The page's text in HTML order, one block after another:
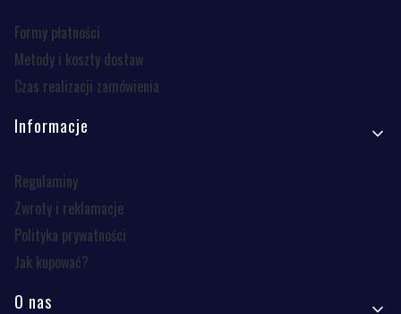
Formy płatności
Metody i koszty dostaw
Czas realizacji zamówienia
Informacje
Regulaminy
Zwroty i reklamacje
Polityka prywatności
Jak kupować?
O nas